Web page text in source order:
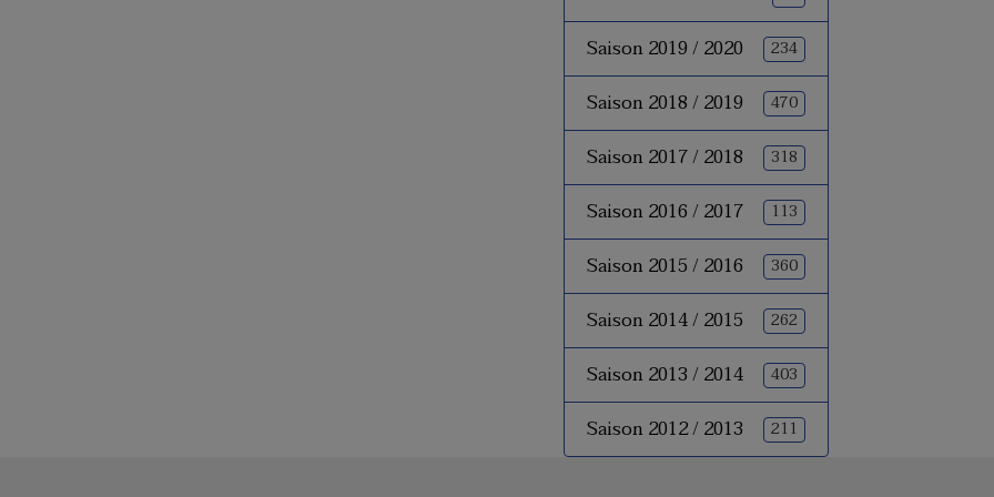
Saison 2019 / 2020 234
Saison 2018 / 2019 470
Saison 2017 / 2018 318
Saison 2016 / 2017 113
Saison 2015 / 2016 360
Saison 2014 / 2015 262
Saison 2013 / 2014 403
Saison 2012 / 2013 211